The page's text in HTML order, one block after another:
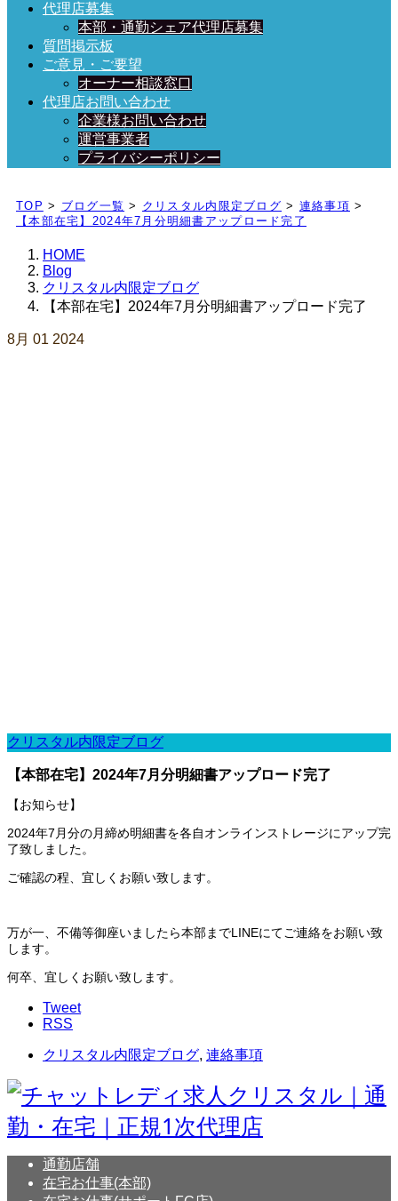
代理店募集
本部・通勤シェア代理店募集
質問掲示板
ご意見・ご要望
オーナー相談窓口
代理店お問い合わせ
企業様お問い合わせ
運営事業者
プライバシーポリシー
日々、ブログを更新中！
TOP > ブログ一覧 > クリスタル内限定ブログ > 連絡事項 >
【本部在宅】2024年7月分明細書アップロード完了
HOME
Blog
クリスタル内限定ブログ
【本部在宅】2024年7月分明細書アップロード完了
8月 01 2024
クリスタル内限定ブログ
【本部在宅】2024年7月分明細書アップロード完了
【お知らせ】
2024年7月分の月締め明細書を各自オンラインストレージにアップ完
了致しました。
ご確認の程、宜しくお願い致します。
万が一、不備等御座いましたら本部までLINEにてご連絡をお願い致
します。
何卒、宜しくお願い致します。
Tweet
RSS
クリスタル内限定ブログ, 連絡事項
通勤店舗
在宅お仕事(本部)